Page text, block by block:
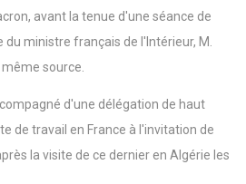
avant la tenue d'une séance de
ministre français de l'Intérieur, M.
source.
d'une délégation de haut
de travail en France à l'invitation de
la visite de ce dernier en Algérie les